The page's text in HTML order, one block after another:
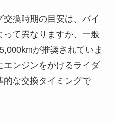
換時期の目安は、バイ
って異なりますが、一般
が推奨されていま
エンジンをかけるライダ
的な交換タイミングで